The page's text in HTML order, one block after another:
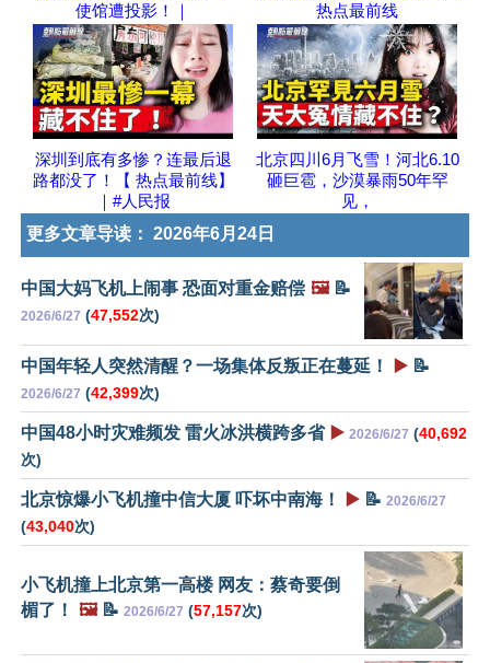
使馆遭投影！｜
热点最前线
深圳到底有多惨？连最后退
路都没了！【 热点最前线】
｜#人民报
北京四川6月飞雪！河北6.10
砸巨雹，沙漠暴雨50年罕
见，
更多文章导读： 2026年6月24日
中国大妈飞机上闹事 恐面对重金赔偿 🖼️📝
2026/6/27 (47,552次)
中国年轻人突然清醒？一场集体反叛正在蔓延！ ▶️ 📝
2026/6/27 (42,399次)
中国48小时灾难频发 雷火冰洪横跨多省 ▶️ 2026/6/27 (40,692
次)
北京惊爆小飞机撞中信大厦 吓坏中南海！ ▶️ 📝 2026/6/27
(43,040次)
小飞机撞上北京第一高楼 网友：蔡奇要倒
楣了！
🖼️📝 2026/6/27 (57,157次)